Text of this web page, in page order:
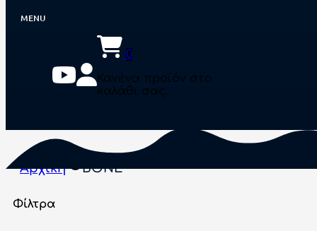
0
Κανένα προϊόν στο
καλάθι σας.
Αρχική BONE
Φίλτρα